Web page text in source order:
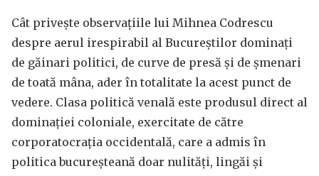
Cât privește observațiile lui Mihnea Codrescu
despre aerul irespirabil al Bucureștilor dominați
de găinari politici, de curve de presă și de șmenari
de toată mâna, ader în totalitate la acest punct de
vedere. Clasa politică venală este produsul direct al
dominației coloniale, exercitate de către
corporatocrația occidentală, care a admis în
politica bucureșteană doar nulități, lingăi și